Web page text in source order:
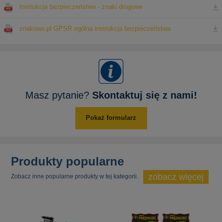
Instrukcja bezpieczeństwa - znaki drogowe
znakowo.pl GPSR ogólna instrukcja bezpieczeństwa
Masz pytanie? Skontaktuj się z nami!
Pokaż formularz
Produkty popularne
Zobacz inne popularne produkty w tej kategorii. zobacz więcej